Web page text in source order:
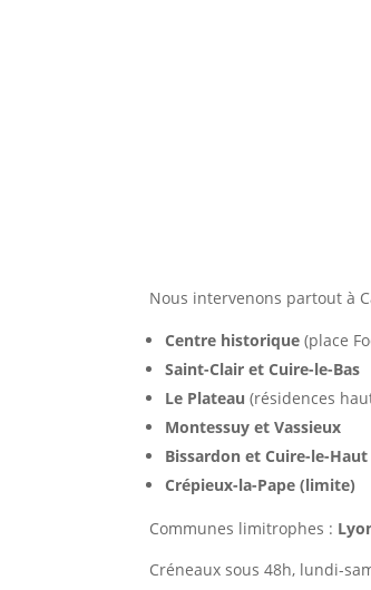
Nous intervenons partout à
Centre historique (place
Saint-Clair et Cuire-le-Bas
Le Plateau (résidences
Montessuy et Vassieux
Bissardon et Cuire-le-Haut
Crépieux-la-Pape (limite)
Communes limitrophes :
Créneaux sous 48h, lundi-